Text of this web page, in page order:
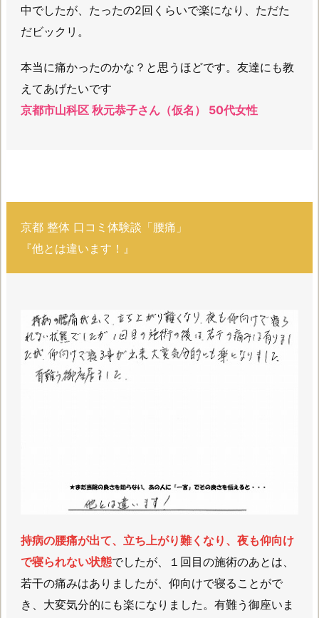
中でしたが、たったの2回くらいで楽になり、ただた
だビックリ。
本当に痛かったのかな？と思うほどです。友達にも教
えてあげたいです
京都市山科区 秋元恭子さん（仮名） 50代女性
京都 整体 口コミ体験談「腰痛」
『他とは違います！』
持病の腰痛が出て、立ち上がり難くなり、夜も仰向け
で寝られない状態でしたが、１回目の施術のあとは、
若干の痛みはありましたが、仰向けで寝ることがで
き、大変気分的にも楽になりました。有難う御座いま